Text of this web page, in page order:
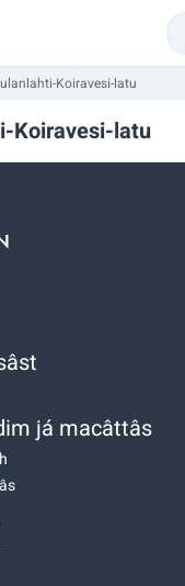
Koiravesi-latu
Koiravesi-latu
já macâttâs